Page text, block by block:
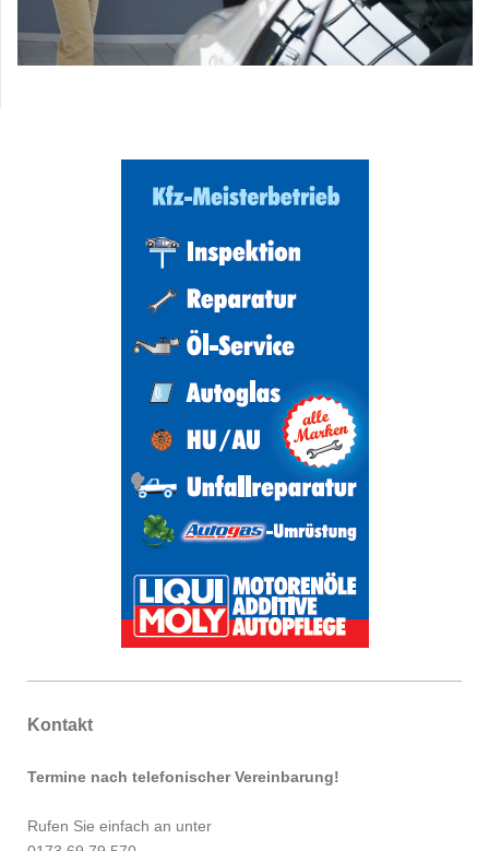
Kontakt
Termine nach telefonischer Vereinbarung!
Rufen Sie einfach an unter